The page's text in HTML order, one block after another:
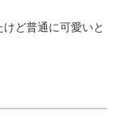
ど普通に可愛いと